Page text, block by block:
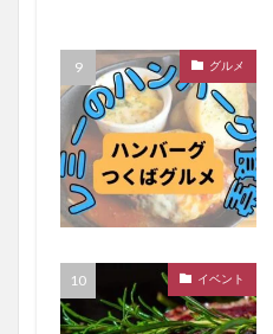
グルメ
イベント